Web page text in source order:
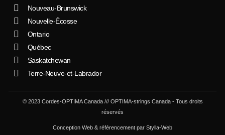
Nouveau-Brunswick
Nouvelle-Écosse
Ontario
Québec
Saskatchewan
Terre-Neuve-et-Labrador
© 2023 Cordes-OPTIMA Canada /// OPTIMA-strings Canada - Tous droits
réservés
Conception Web & référencement par Stylla-Web